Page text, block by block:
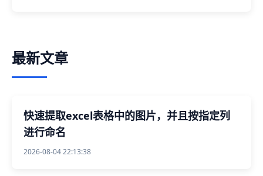
最新文章
快速提取excel表格中的图片，并且按指定列
进行命名
2026-08-04 22:13:38